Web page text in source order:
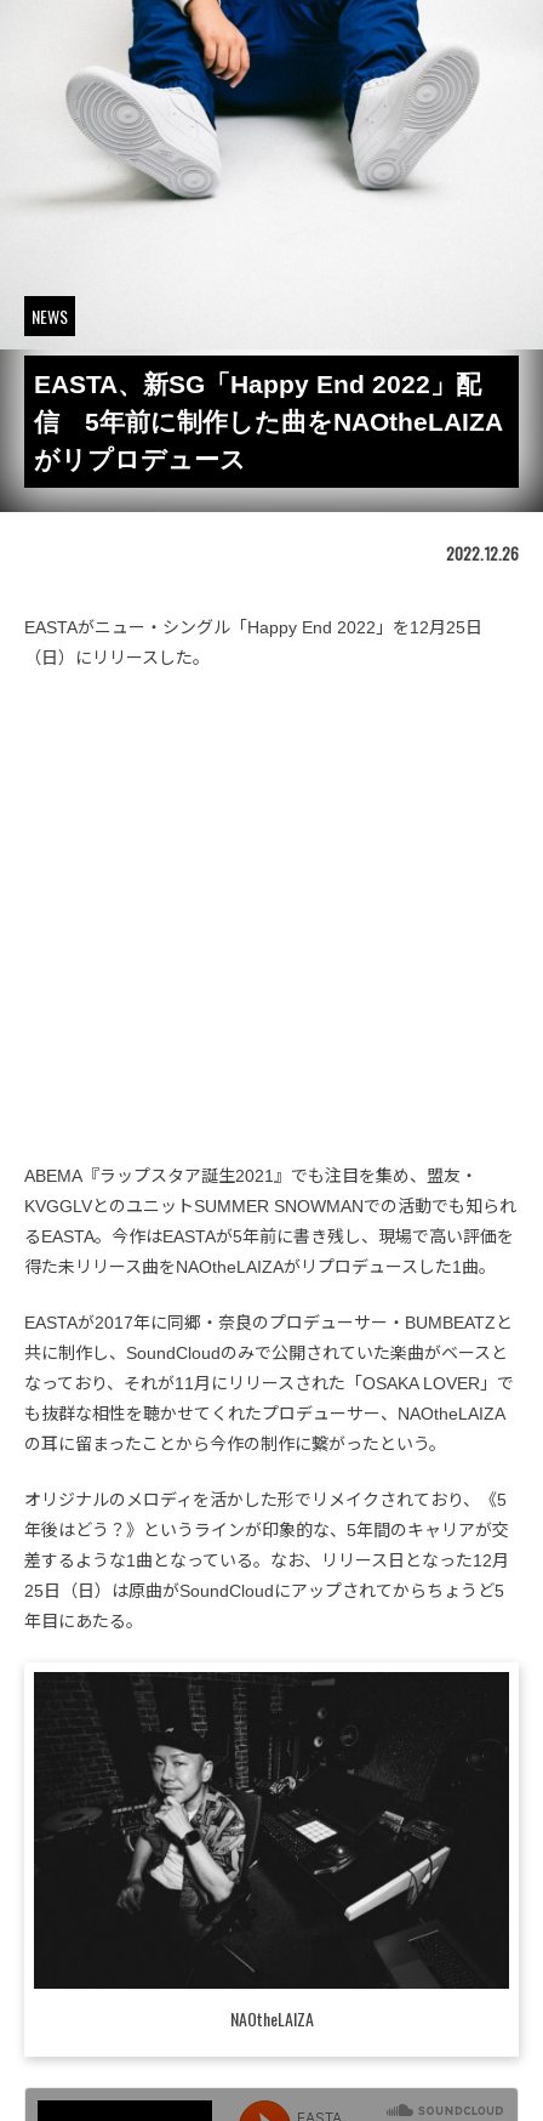
NEWS
EASTA、新SG「Happy End 2022」配
信 5年前に制作した曲をNAOtheLAIZA
がリプロデュース
2022.12.26
EASTAがニュー・シングル「Happy End 2022」を12月25日
（日）にリリースした。
ABEMA『ラップスタア誕生2021』でも注目を集め、盟友・
KVGGLVとのユニットSUMMER SNOWMANでの活動でも知られ
るEASTA。今作はEASTAが5年前に書き残し、現場で高い評価を
得た未リリース曲をNAOtheLAIZAがリプロデュースした1曲。
EASTAが2017年に同郷・奈良のプロデューサー・BUMBEATZと
共に制作し、SoundCloudのみで公開されていた楽曲がベースと
なっており、それが11月にリリースされた「OSAKA LOVER」で
も抜群な相性を聴かせてくれたプロデューサー、NAOtheLAIZA
の耳に留まったことから今作の制作に繋がったという。
オリジナルのメロディを活かした形でリメイクされており、《5
年後はどう？》というラインが印象的な、5年間のキャリアが交
差するような1曲となっている。なお、リリース日となった12月
25日（日）は原曲がSoundCloudにアップされてからちょうど5
年目にあたる。
NAOtheLAIZA